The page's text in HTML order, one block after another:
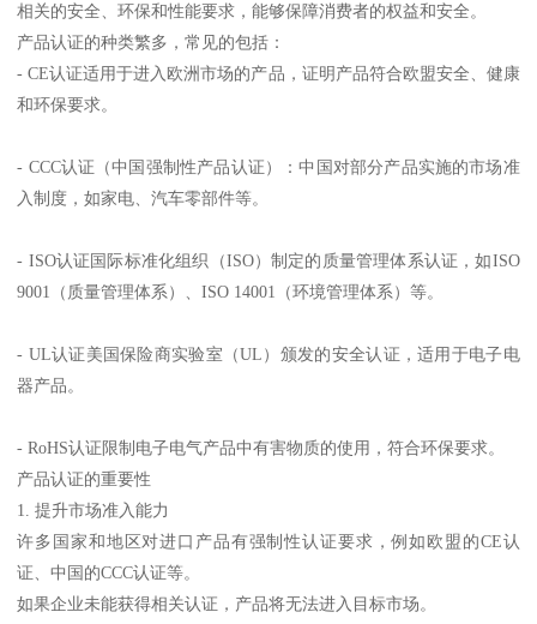
相关的安全、环保和性能要求，能够保障消费者的权益和安全。
产品认证的种类繁多，常见的包括：
- CE认证适用于进入欧洲市场的产品，证明产品符合欧盟安全、健康
和环保要求。
- CCC认证（中国强制性产品认证）：中国对部分产品实施的市场准
入制度，如家电、汽车零部件等。
- ISO认证国际标准化组织（ISO）制定的质量管理体系认证，如ISO
9001（质量管理体系）、ISO 14001（环境管理体系）等。
- UL认证美国保险商实验室（UL）颁发的安全认证，适用于电子电
器产品。
- RoHS认证限制电子电气产品中有害物质的使用，符合环保要求。
产品认证的重要性
1. 提升市场准入能力
许多国家和地区对进口产品有强制性认证要求，例如欧盟的CE认
证、中国的CCC认证等。
如果企业未能获得相关认证，产品将无法进入目标市场。